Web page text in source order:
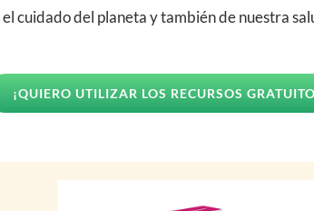
cuidado del planeta y también de nuestra
¡QUIERO UTILIZAR LOS RECURSOS